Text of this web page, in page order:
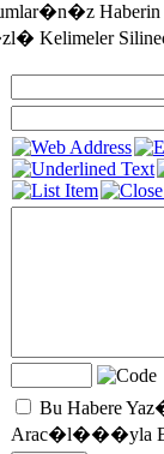
Haberin
Kelimeler
Bu Habere
Arac�l���yla